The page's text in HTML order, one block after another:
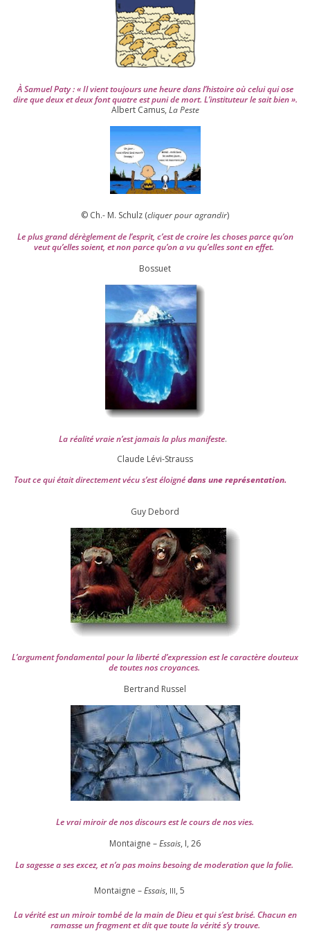
À Samuel Paty : « Il vient tou­jours une heure dans l’his­toire où celui qui ose
dire que deux et deux font quatre est puni de mort. L’instituteur le sait bien ».
Albert Camus, La Peste
© Ch.- M. Schulz (cli­quer pour agran­dir)
Le plus grand dérè­gle­ment de l’es­prit, c’est de croire les choses parce qu’on
veut qu’elles soient, et non parce qu’on a vu qu’elles sont en effet.
Bossuet
La réa­lité vraie n’est jamais la plus mani­feste.
Claude Lévi-Strauss
Tout ce qui était direc­te­ment vécu s’est éloi­gnédans une repré­sen­ta­tion.
Guy Debord
L’argument fon­da­men­tal pour la liber­té d’expression est le carac­tère dou­teux
de toutes nos croyances.
Ber­trand Russel
Le vrai miroir de nos dis­cours est le cours de nos vies.
Montaigne –Essais, I, 26
La sagesse a ses excez, et n’a pas moins besoing de mode­ra­tion que la folie.
Montaigne –Essais, III, 5
La véri­té est un miroir tom­bé de la main de Dieu et qui s’est bri­sé. Chacun en
ramasse un frag­ment et dit que toute la véri­té s’y trouve.